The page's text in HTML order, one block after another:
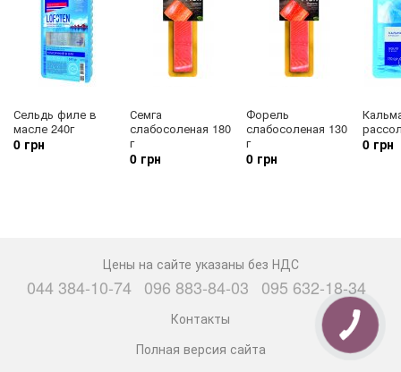
Сельдь филе в
масле 240г
0 грн
Семга
слабосоленая 180
г
0 грн
Форель
слабосоленая 130
г
0 грн
0 грн
Цены на сайте указаны без НДС
044 384-10-74 096 883-84-03 095 632-18-34
Контакты
Полная версия сайта